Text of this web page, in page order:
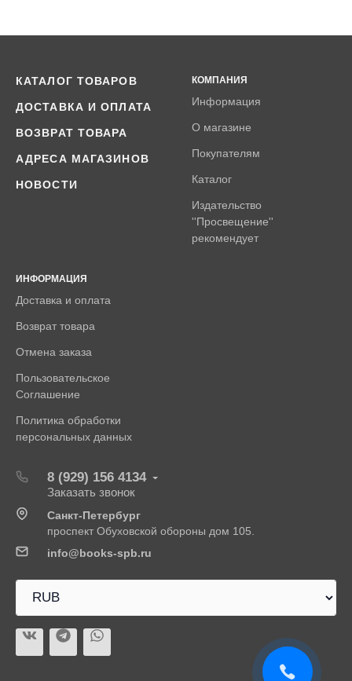
КАТАЛОГ ТОВАРОВ
ДОСТАВКА И ОПЛАТА
ВОЗВРАТ ТОВАРА
АДРЕСА МАГАЗИНОВ
НОВОСТИ
КОМПАНИЯ
Информация
О магазине
Покупателям
Каталог
Издательство
''Просвещение''
рекомендует
ИНФОРМАЦИЯ
Доставка и оплата
Возврат товара
Отмена заказа
Пользовательское
Соглашение
Политика обработки
персональных данных
8 (929) 156 4134
Заказать звонок
Санкт-Петербург
проспект Обуховской обороны дом 105.
info@books-spb.ru